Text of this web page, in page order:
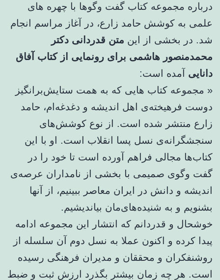
درباره مجموعه کتاب گفت وگوها با چهره های
علمی به کوشش حامد زارع، در آغاز مراسم انجام
شد. در بخشی از این متن قدردانی دکتر
محمدمنصور هاشمی برای رونمایی از کتاب آفاق
دانایی آمده است:
« مجموعه ‌کتاب هایی که به همت ستایش‌برانگیز
دوست فرهیخته‌ی اهل اندیشه و دغدغه‌ام، حامد
زارع منتشر شده است. از نوع کوشش‌های
سنجشگرانه‌ی نسل پسا انقلاب است. او با این
کتاب‌ها مجالی فراهم آورده است تا خود را در
گفت وگوی صمیمی با بخشی از نامداران عرصه‌ی
اندیشه و دانش در ایران معاصر ببینیم، از آنها
بشنویم و به شنیده‌های‌مان بیاندیشیم.
خوشحال و قدردانم که انتشار این مجموعه ادامه
پیدا کرده و اکنون عملا به نسل دوم آن‌ سلسله از
روشنفکران و محققان و مدیران فرهنگی رسیده
است. هر چه زمان بیشتر بگذرد ارزش ثبت و ضبط